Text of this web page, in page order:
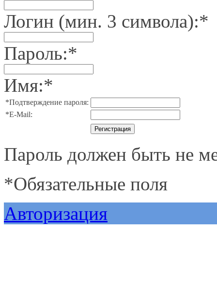
Логин (мин. 3 символа):*
Пароль:*
Имя:*
*Подтверждение пароля:
*E-Mail:
Пароль должен быть не
*Обязательные поля
Авторизация